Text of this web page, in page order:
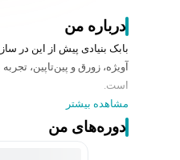
درباره من
بابک بنیادی پیش‌ از این در
آویژه، زورق و پین‌تاپین،
است.
مشاهده بیشتر
دوره‌های من